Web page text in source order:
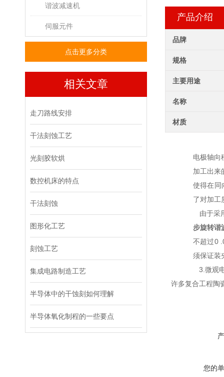
谐波减速机
伺服元件
点击更多分类
相关文章
走刀路线安排
干法刻蚀工艺
光刻胶软烘
数控机床的特点
干法刻蚀
图形化工艺
刻蚀工艺
集成电路制造工艺
半导体中的干蚀刻如何理解
半导体氧化制程的一些要点
产品介绍
品牌
规格
主要用途
名称
材质
电极轴向
加工出来
使得在同
了对加工
由于采
步旋转谐
不超过0
须保证装
3.微观
许多复合工程陶
您的